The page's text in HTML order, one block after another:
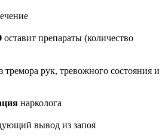
оставит препараты (количество
тремора рук, тревожного состояния и
нарколога
вывод из запоя